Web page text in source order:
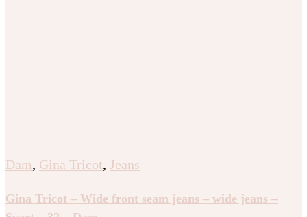
Dam, Gina Tricot, Jeans
Gina Tricot – Wide front seam jeans – wide jeans –